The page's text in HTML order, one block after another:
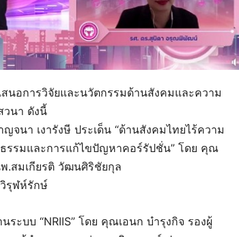
สนอการวิจัยและนวัตกรรมด้านสังคมและความ
วนา ดังนี้
จนา เงารังษี ประเด็น “ด้านสังคมไทยไร้ความ
รรมและการแก้ไขปัญหาคอร์รัปชั่น” โดย คุณ
.สมเกียรติ วัฒนศิริชัยกุล
รุฬห์รักษ์
ะบบ “NRIIS” โดย คุณเอนก บำรุงกิจ รองผู้